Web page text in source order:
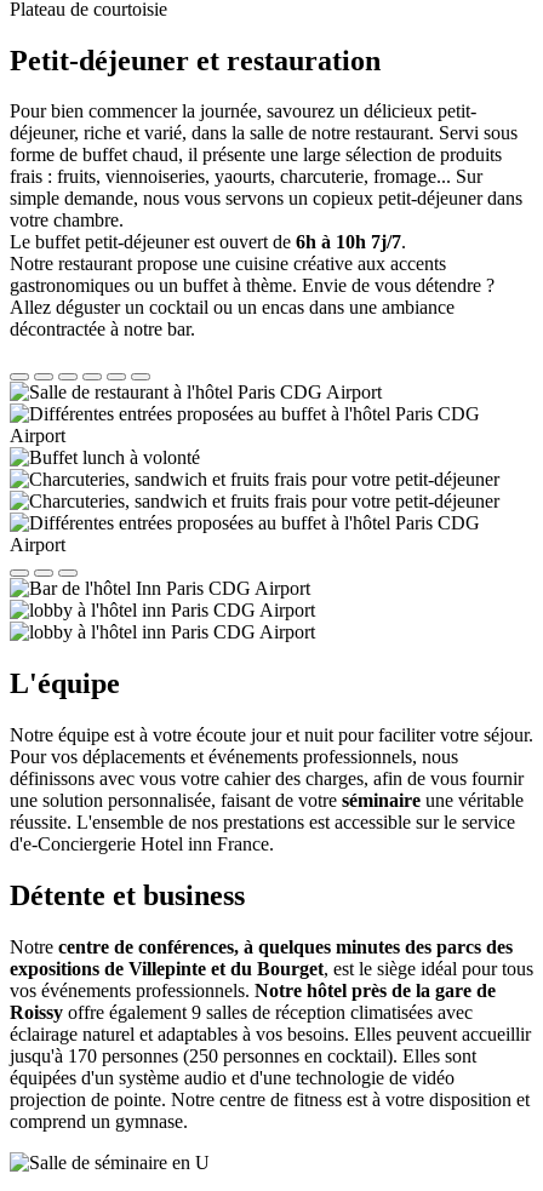
Plateau de courtoisie
Petit-déjeuner et restauration
Pour bien commencer la journée, savourez un délicieux petit-
déjeuner, riche et varié, dans la salle de notre restaurant. Servi sous
forme de buffet chaud, il présente une large sélection de produits
frais : fruits, viennoiseries, yaourts, charcuterie, fromage... Sur
simple demande, nous vous servons un copieux petit-déjeuner dans
votre chambre.
Le buffet petit-déjeuner est ouvert de 6h à 10h 7j/7.
Notre restaurant propose une cuisine créative aux accents
gastronomiques ou un buffet à thème. Envie de vous détendre ?
Allez déguster un cocktail ou un encas dans une ambiance
décontractée à notre bar.
L'équipe
Notre équipe est à votre écoute jour et nuit pour faciliter votre séjour.
Pour vos déplacements et événements professionnels, nous
définissons avec vous votre cahier des charges, afin de vous fournir
une solution personnalisée, faisant de votre séminaire une véritable
réussite. L'ensemble de nos prestations est accessible sur le service
d'e-Conciergerie Hotel inn France.
Détente et business
Notre centre de conférences, à quelques minutes des parcs des
expositions de Villepinte et du Bourget, est le siège idéal pour tous
vos événements professionnels. Notre hôtel près de la gare de
Roissy offre également 9 salles de réception climatisées avec
éclairage naturel et adaptables à vos besoins. Elles peuvent accueillir
jusqu'à 170 personnes (250 personnes en cocktail). Elles sont
équipées d'un système audio et d'une technologie de vidéo
projection de pointe. Notre centre de fitness est à votre disposition et
comprend un gymnase.